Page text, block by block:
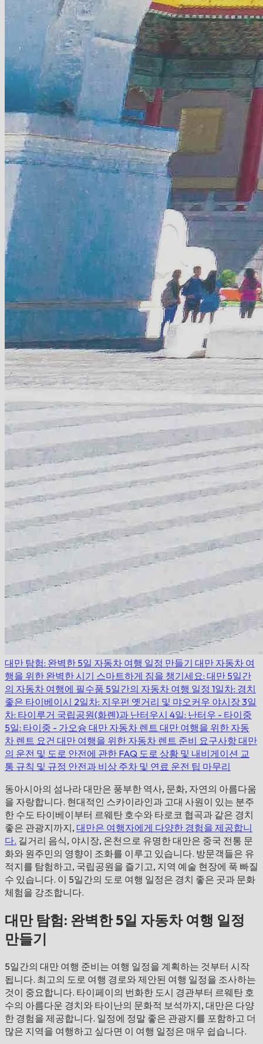
대만 탐험: 완벽한 5일 자동차 여행 일정 만들기 대만 자동차 여
행을 위한 완벽한 시기 스마트하게 짐을 챙기세요: 대만 5일간
의 자동차 여행에 필수품 5일간의 자동차 여행 일정 1일차: 경치
좋은 타이베이시 2일차: 지우펀 옛거리 및 먀오커우 야시장3일
차: 타이루거 국립공원(화롄)과 난터우시 4일: 난터우 - 타이중
5일: 타이중 - 가오슝 대만 자동차 렌트 대만 여행을 위한 자동
차 렌트 요건 대만 여행을 위한 자동차 렌트 준비 요구사항대만
의 운전 및 도로 안전에 관한 FAQ 도로 상황 및 내비게이션 교
통 규칙 및 규정 안전과 비상 주차 및 연료 운전 팁 마무리
동아시아의 섬나라 대만은 풍부한 역사, 문화, 자연의 아름다움
을 자랑합니다. 현대적인 스카이라인과 고대 사원이 있는 분주
한 수도 타이베이부터 르웨탄 호수와 타로코 협곡과 같은 경치
좋은 관광지까지, 대만은 여행자에게 다양한 경험을 제공합니
다. 길거리 음식, 야시장, 온천으로 유명한 대만은 중국 전통 문
화와 원주민의 영향이 조화를 이루고 있습니다. 방문객들은 유
적지를 탐험하고, 국립공원을 즐기고, 지역 예술 현장에 푹 빠질
수 있습니다. 이 5일간의 도로 여행 일정은 경치 좋은 곳과 문화
체험을 강조합니다.
대만 탐험: 완벽한 5일 자동차 여행 일정
만들기
5일간의 대만 여행 준비는 여행 일정을 계획하는 것부터 시작
됩니다. 최고의 도로 여행 경로와 제안된 여행 일정을 조사하는
것이 중요합니다. 타이페이의 번화한 도시 경관부터 르웨탄 호
수의 아름다운 경치와 타이난의 문화적 보석까지, 대만은 다양
한 경험을 제공합니다. 일정에 정말 좋은 관광지를 포함하고 더
많은 지역을 여행하고 싶다면 이 여행 일정은 매우 쉽습니다.